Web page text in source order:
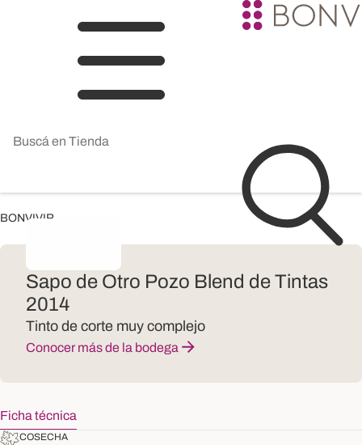
BONVIVIR
Sapo de Otro Pozo Blend de Tintas
2014
Tinto de corte muy complejo
Conocer más de la bodega
Ficha técnica
COSECHA